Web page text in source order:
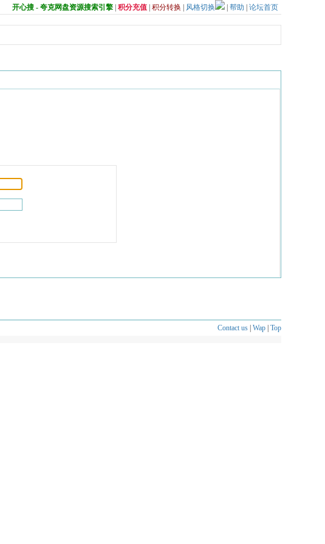
开心搜 - 夸克网盘资源搜索引擎 积分充值 积分转换 风格切换 帮助 论坛首页
Contact us Wap Top